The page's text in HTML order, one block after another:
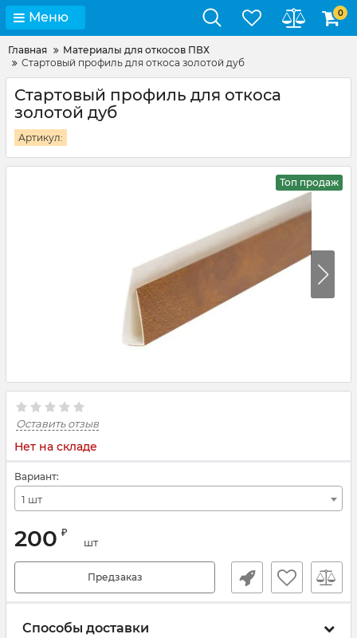
Меню 0
Главная
Материалы для откосов ПВХ
Стартовый профиль для откоса золотой дуб
Стартовый профиль для откоса
золотой дуб
Артикул:
Топ продаж
Оставить отзыв
Нет на складе
Вариант:
1 шт
200 ₽
шт
Предзаказ
Способы доставки